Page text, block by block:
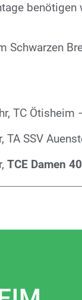
benötigen
Schwarzen
TC Ötisheim
TA SSV
TCE Damen 40